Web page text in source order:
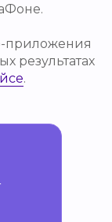
приложения
результатах
.